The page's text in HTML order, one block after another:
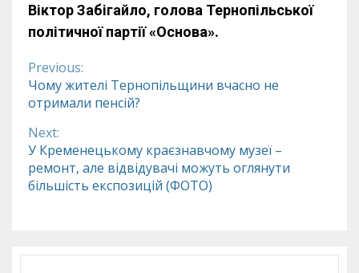
Віктор Забігайло, голова Тернопільської
політичної партії «Основа».
Continue
Reading
Previous:
Чому жителі Тернопільщини вчасно не
отримали пенсій?
Next:
У Кременецькому краєзнавчому музеї –
ремонт, але відвідувачі можуть оглянути
більшість експозицій (ФОТО)